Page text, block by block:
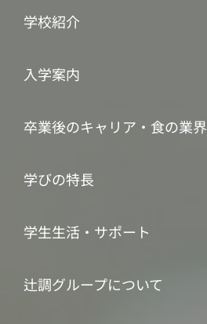
学校紹介
入学案内
卒業後のキャリア・食の業界
学びの特長
学生生活・サポート
辻調グループについて